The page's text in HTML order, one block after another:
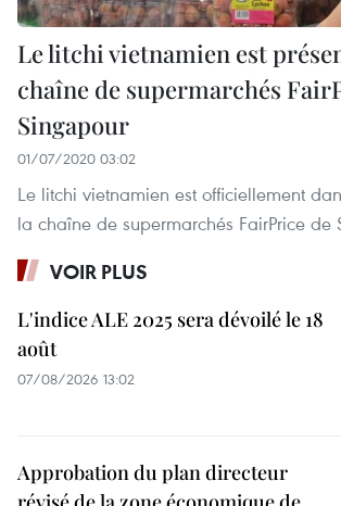
Le litchi vietnamien est
chaîne de supermarchés
Singapour
01/07/2020 03:02
Le litchi vietnamien est officiellement
la chaîne de supermarchés FairPrice de
VOIR PLUS
L'indice ALE 2025 sera dévoilé le 18
août
07/08/2026 13:02
Approbation du plan directeur